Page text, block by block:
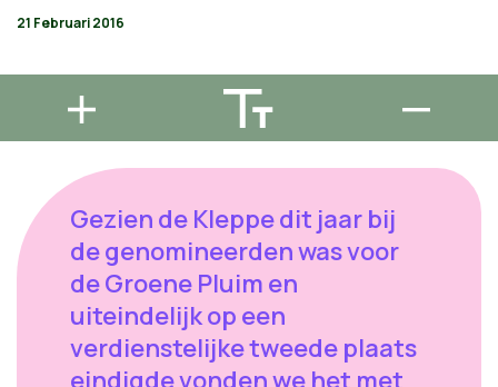
21 Februari 2016
Gezien de Kleppe dit jaar bij
de genomineerden was voor
de Groene Pluim en
uiteindelijk op een
verdienstelijke tweede plaats
eindigde vonden we het met